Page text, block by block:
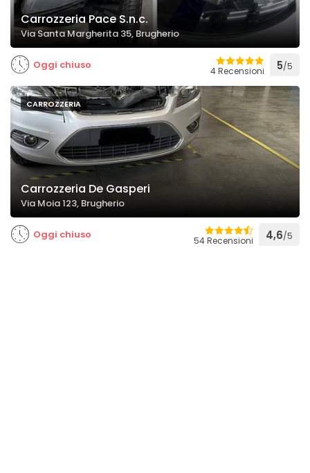
Carrozzeria Pace S.n.c.
Via Santa Margherita 35, Brugherio
Oggi chiuso 4 Recensioni 5/5
CARROZZERIA
Carrozzeria De Gasperi
Via Moia 123, Brugherio
Oggi chiuso 54 Recensioni 4,6/5